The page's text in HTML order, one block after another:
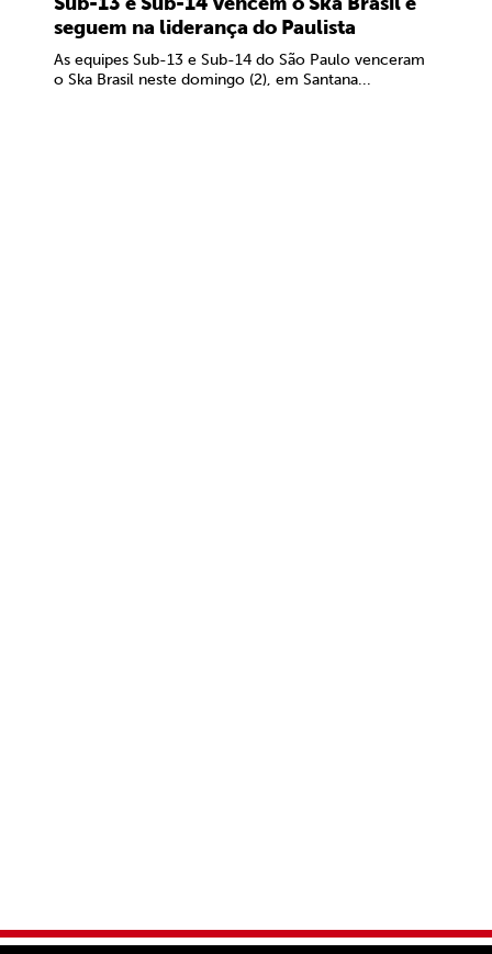
seguem na liderança do Paulista
As equipes Sub-13 e Sub-14 do São Paulo venceram
o Ska Brasil neste domingo (2), em Santana...